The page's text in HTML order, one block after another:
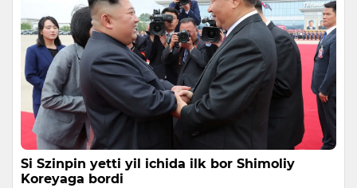
Si Szinpin yetti yil ichida ilk bor Shimoliy
Koreyaga bordi